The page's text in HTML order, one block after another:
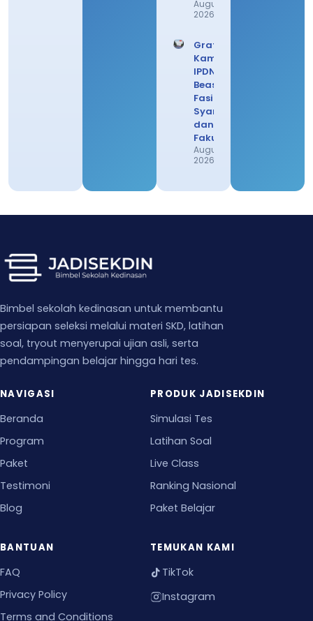
August 1,
2026
Gratis!
Kampus
IPDN
Beasiswa
Fasilitas,
Syarat,
dan
Fakultas
August 1,
2026
Bimbel sekolah kedinasan untuk membantu
persiapan seleksi melalui materi SKD, latihan
soal, tryout menyerupai ujian asli, serta
pendampingan belajar hingga hari tes.
NAVIGASI
Beranda
Program
Paket
Testimoni
Blog
PRODUK JADISEKDIN
Simulasi Tes
Latihan Soal
Live Class
Ranking Nasional
Paket Belajar
BANTUAN
FAQ
Privacy Policy
Terms and Conditions
TEMUKAN KAMI
TikTok
Instagram